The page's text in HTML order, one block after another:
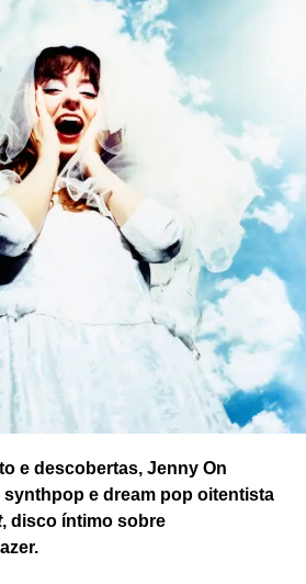
faixa “perdida” de 2007,
dançar em single/clipe
radialista, editor e principal
e descobertas, Jenny On
synthpop e dream pop oitentista
, disco íntimo sobre